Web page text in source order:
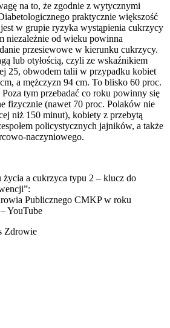
na to, że zgodnie z wytycznymi
praktycznie większość
jest w grupie ryzyka wystąpienia cukrzycy
niezależnie od wieku powinna
przesiewowe w kierunku cukrzycy.
lub otyłością, czyli ze wskaźnikiem
25, obwodem talii w przypadku kobiet
a mężczyzn 94 cm. To blisko 60 proc.
Poza tym przebadać co roku powinny się
fizycznie (nawet 70 proc. Polaków nie
niż 150 minut), kobiety z przebytą
policystycznych jajników, a także
naczyniowego.
życia a cukrzyca typu 2 – klucz do
Publicznego CMKP w roku
YouTube
Zdrowie